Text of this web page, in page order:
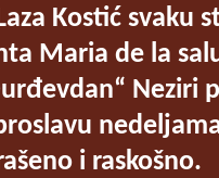
Kostić svaku
Maria de la
Neziri
i raskošno.